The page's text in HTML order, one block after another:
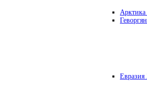
Евразия